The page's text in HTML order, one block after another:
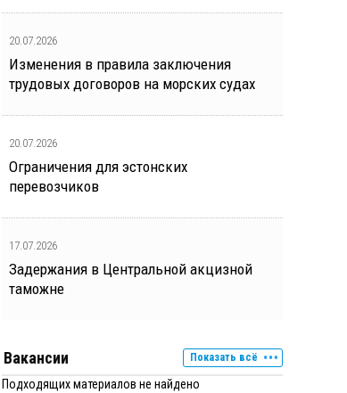
20.07.2026
Изменения в правила заключения
трудовых договоров на морских судах
20.07.2026
Ограничения для эстонских
перевозчиков
17.07.2026
Задержания в Центральной акцизной
таможне
Вакансии Показать всё
Подходящих материалов не найдено